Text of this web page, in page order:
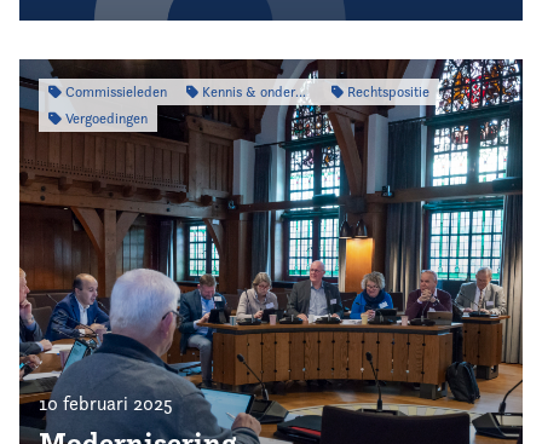
Commissieleden Kennis & onderzoek
Rechtspositie
Vergoedingen
10 februari 2025